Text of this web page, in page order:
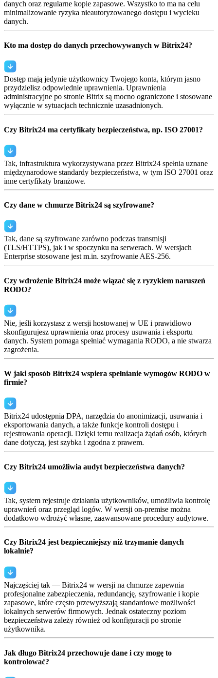
danych oraz regularne kopie zapasowe. Wszystko to ma na celu
minimalizowanie ryzyka nieautoryzowanego dostępu i wycieku
danych.
Kto ma dostęp do danych przechowywanych w Bitrix24?
Dostęp mają jedynie użytkownicy Twojego konta, którym jasno
przydzielisz odpowiednie uprawnienia. Uprawnienia
administracyjne po stronie Bitrix są mocno ograniczone i stosowane
wyłącznie w sytuacjach technicznie uzasadnionych.
Czy Bitrix24 ma certyfikaty bezpieczeństwa, np. ISO 27001?
Tak, infrastruktura wykorzystywana przez Bitrix24 spełnia uznane
międzynarodowe standardy bezpieczeństwa, w tym ISO 27001 oraz
inne certyfikaty branżowe.
Czy dane w chmurze Bitrix24 są szyfrowane?
Tak, dane są szyfrowane zarówno podczas transmisji
(TLS/HTTPS), jak i w spoczynku na serwerach. W wersjach
Enterprise stosowane jest m.in. szyfrowanie AES-256.
Czy wdrożenie Bitrix24 może wiązać się z ryzykiem naruszeń
RODO?
Nie, jeśli korzystasz z wersji hostowanej w UE i prawidłowo
skonfigurujesz uprawnienia oraz procesy usuwania i eksportu
danych. System pomaga spełniać wymagania RODO, a nie stwarza
zagrożenia.
W jaki sposób Bitrix24 wspiera spełnianie wymogów RODO w
firmie?
Bitrix24 udostępnia DPA, narzędzia do anonimizacji, usuwania i
eksportowania danych, a także funkcje kontroli dostępu i
rejestrowania operacji. Dzięki temu realizacja żądań osób, których
dane dotyczą, jest szybka i zgodna z prawem.
Czy Bitrix24 umożliwia audyt bezpieczeństwa danych?
Tak, system rejestruje działania użytkowników, umożliwia kontrolę
uprawnień oraz przegląd logów. W wersji on-premise można
dodatkowo wdrożyć własne, zaawansowane procedury audytowe.
Czy Bitrix24 jest bezpieczniejszy niż trzymanie danych
lokalnie?
Najczęściej tak — Bitrix24 w wersji na chmurze zapewnia
profesjonalne zabezpieczenia, redundancję, szyfrowanie i kopie
zapasowe, które często przewyższają standardowe możliwości
lokalnych serwerów firmowych. Jednak ostateczny poziom
bezpieczeństwa zależy również od konfiguracji po stronie
użytkownika.
Jak długo Bitrix24 przechowuje dane i czy mogę to
kontrolować?